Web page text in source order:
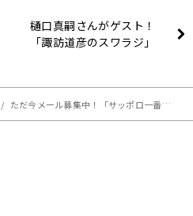
樋口真嗣さんがゲスト！
「諏訪道彦のスワラジ」
ただ今メール募集中！「サッポロ一番プレゼンツ 帰ってきた 夏は冷やしで諏訪部順一！2022」